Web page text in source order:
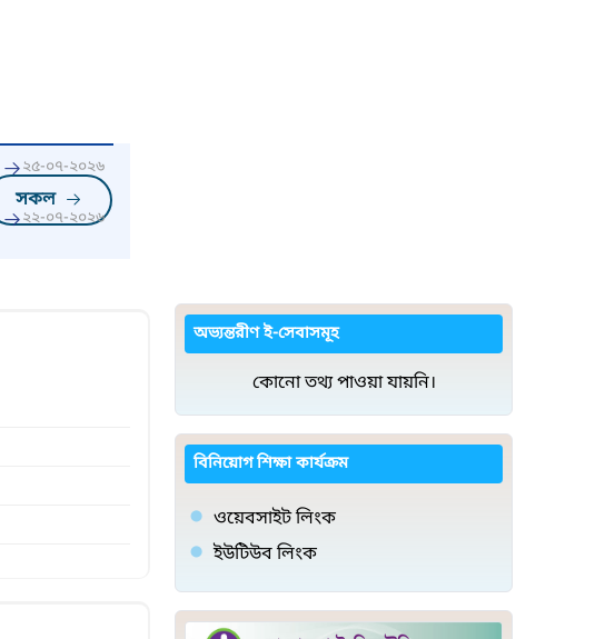
সকল
২৫-০৭-২০২৬
২২-০৭-২০২৬
অভ্যন্তরীণ ই-সেবাসমূহ
কোনো তথ্য পাওয়া যায়নি।
বিনিয়োগ শিক্ষা কার্যক্রম
ওয়েবসাইট লিংক
ইউটিউব লিংক